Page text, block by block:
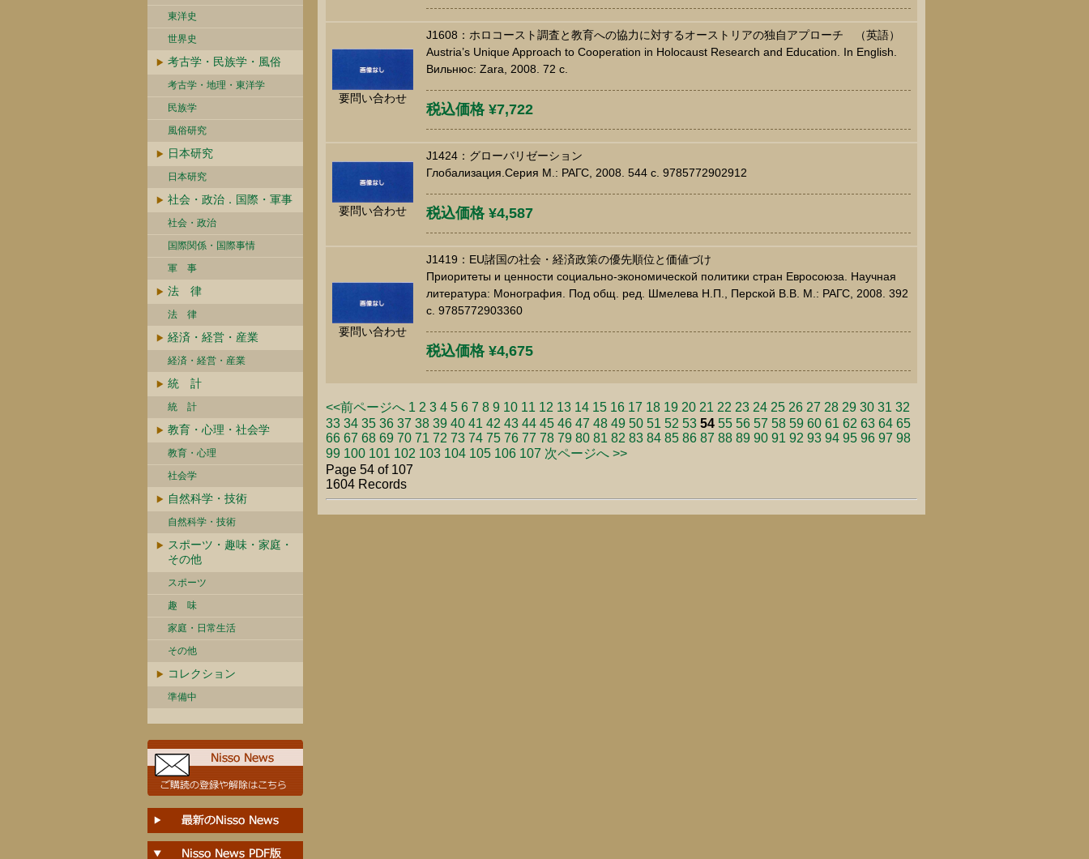
東洋史
世界史
考古学・民族学・風俗
考古学・地理・東洋学
民族学
風俗研究
日本研究
日本研究
社会・政治．国際・軍事
社会・政治
国際関係・国際事情
軍 事
法 律
法 律
経済・経営・産業
経済・経営・産業
統 計
統 計
教育・心理・社会学
教育・心理
社会学
自然科学・技術
自然科学・技術
スポーツ・趣味・家庭・
その他
スポーツ
趣 味
家庭・日常生活
その他
コレクション
準備中
要問い合わせ
J1608：ホロコースト調査と教育への協力に対するオーストリアの独自アプローチ （英語）
Austria’s Unique Approach to Cooperation in Holocaust Research and Education. In English.
Вильнюс: Zara, 2008. 72 c.
税込価格 ¥7,722
要問い合わせ
J1424：グローバリゼーション
Глобализация.Серия М.: РАГС, 2008. 544 c. 9785772902912
税込価格 ¥4,587
要問い合わせ
J1419：EU諸国の社会・経済政策の優先順位と価値づけ
Приоритеты и ценности социально-экономической политики стран Евросоюза. Научная
литература: Монография. Под общ. ред. Шмелева Н.П., Перской В.В. М.: РАГС, 2008. 392
c. 9785772903360
税込価格 ¥4,675
<<前ページへ 1 2 3 4 5 6 7 8 9 10 11 12 13 14 15 16 17 18 19 20 21 22 23 24 25 26 27 28 29 30 31 32
33 34 35 36 37 38 39 40 41 42 43 44 45 46 47 48 49 50 51 52 53 54 55 56 57 58 59 60 61 62 63 64 65
66 67 68 69 70 71 72 73 74 75 76 77 78 79 80 81 82 83 84 85 86 87 88 89 90 91 92 93 94 95 96 97 98
99 100 101 102 103 104 105 106 107 次ページへ >>
Page 54 of 107
1604 Records